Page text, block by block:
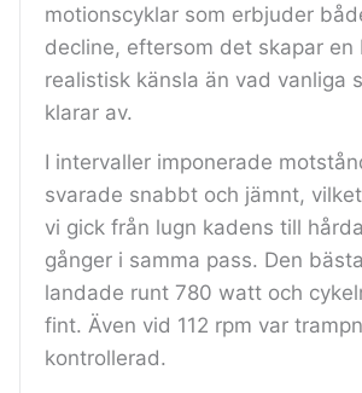
motionscyklar som erbjuder
decline, eftersom det skapar
realistisk känsla än vad vanliga
klarar av.
I intervaller imponerade
svarade snabbt och jämnt,
vi gick från lugn kadens till
gånger i samma pass. Den
landade runt 780 watt och
fint. Även vid 112 rpm var
kontrollerad.